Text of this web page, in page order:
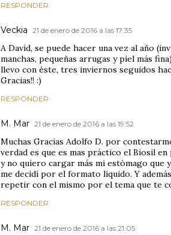
RESPONDER
Veckia 21 de enero de 2016 a las 17:35
A David, se puede hacer una vez al año
manchas, pequeñas arrugas y piel más
llevo con éste, tres inviernos seguidos
Gracias!! :)
RESPONDER
M. Mar 21 de enero de 2016 a las 19:52
Muchas Gracias Adolfo D. por
verdad es que es mas práctico el Biosil
y no quiero cargar más mi estómago que
me decidí por el formato líquido. Y
repetir con el mismo por el tema que te
RESPONDER
M. Mar 21 de enero de 2016 a las 21:05